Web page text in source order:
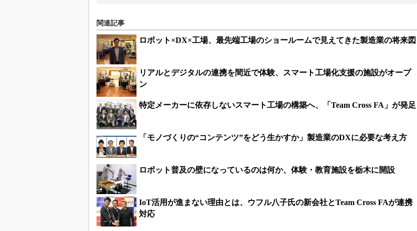
関連記事
ロボット×DX×工場、最先端工場のショールームで見えてきた製造業の将来図
リアルとデジタルの連携を間近で体験、スマート工場化支援の施設がオープ
ン
特定メーカーに依存しないスマート工場の構築へ、「Team Cross FA」が発足
「モノづくりの“コンテンツ”をどう生かすか」製造業のDXに必要な考え方
ロボット普及の壁になっているのは何か、体験・教育施設を栃木に開設
IoT活用が進まない理由とは、ウフル八子氏の新会社とTeam Cross FAが連携
対応